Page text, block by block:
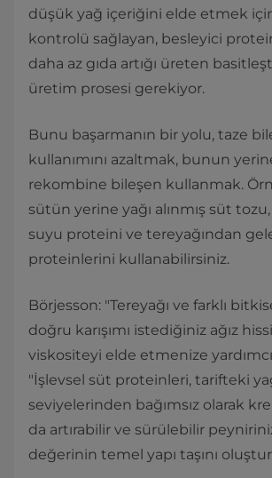
düşük yağ içeriğini elde etmek
kontrolü sağlayan, besleyici
daha az gıda artığı üreten
üretim prosesi gerekiyor.
Bunu başarmanın bir yolu, taze
kullanımını azaltmak, bunun
rekombine bileşen kullanmak.
sütün yerine yağı alınmış süt
suyu proteini ve tereyağından
proteinlerini kullanabilirsiniz.
Börjesson: "Tereyağı ve farklı
doğru karışımı istediğiniz ağız
viskositeyi elde etmenize
"İşlevsel süt proteinleri, tarifteki
seviyelerinden bağımsız olarak
da artırabilir ve sürülebilir
değerinin temel yapı taşını